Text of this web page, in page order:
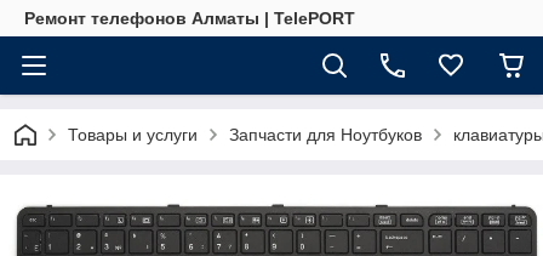
Ремонт телефонов Алматы | TelePORT
Товары и услуги Запчасти для Ноутбуков